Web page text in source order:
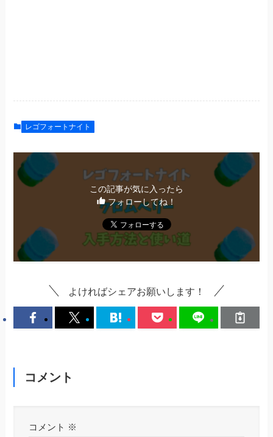
レゴフォートナイト
この記事が気に入ったら
フォローしてね！
よければシェアお願いします！
コメント
コメント ※